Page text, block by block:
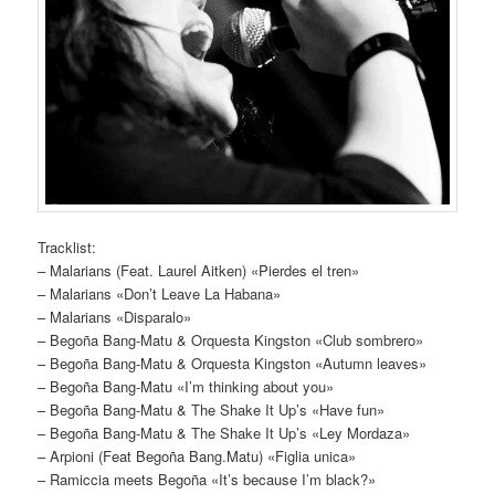
Tracklist:
– Malarians (Feat. Laurel Aitken) «Pierdes el tren»
– Malarians «Don’t Leave La Habana»
– Malarians «Disparalo»
– Begoña Bang-Matu & Orquesta Kingston «Club sombrero»
– Begoña Bang-Matu & Orquesta Kingston «Autumn leaves»
– Begoña Bang-Matu «I’m thinking about you»
– Begoña Bang-Matu & The Shake It Up’s «Have fun»
– Begoña Bang-Matu & The Shake It Up’s «Ley Mordaza»
– Arpioni (Feat Begoña Bang.Matu) «Figlia unica»
– Ramiccia meets Begoña «It’s because I’m black?»